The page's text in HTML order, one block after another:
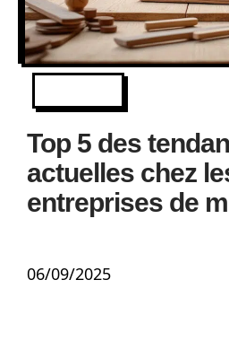
Top 5 des
actuelles chez
entreprises de
06/09/2025